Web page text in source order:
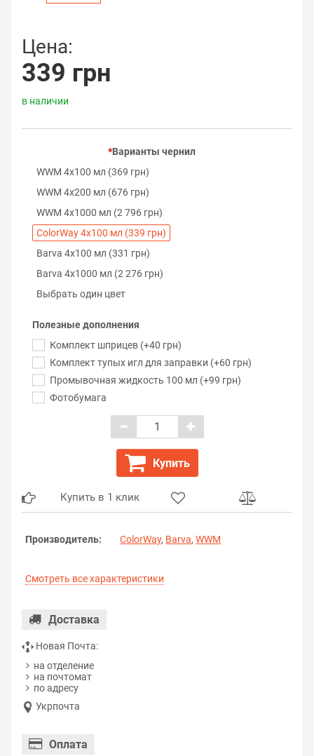
Цена:
339 грн
в наличии
Варианты чернил
WWM 4х100 мл (369 грн)
WWM 4х200 мл (676 грн)
WWM 4х1000 мл (2 796 грн)
ColorWay 4х100 мл (339 грн)
Barva 4х100 мл (331 грн)
Barva 4х1000 мл (2 276 грн)
Выбрать один цвет
Полезные дополнения
Комплект шприцев (+40 грн)
Комплект тупых игл для заправки (+60 грн)
Промывочная жидкость 100 мл (+99 грн)
Фотобумага
Купить
Купить в 1 клик
Производитель: ColorWay, Barva,WWM
Смотреть все характеристики
Доставка
Новая Почта:
на отделение
на почтомат
по адресу
Укрпочта
Оплата